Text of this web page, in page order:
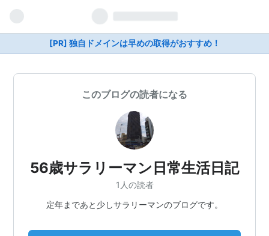
[PR] 独自ドメインは早めの取得がおすすめ！
このブログの読者になる
56歳サラリーマン日常生活日記
1人の読者
定年まであと少しサラリーマンのブログです。